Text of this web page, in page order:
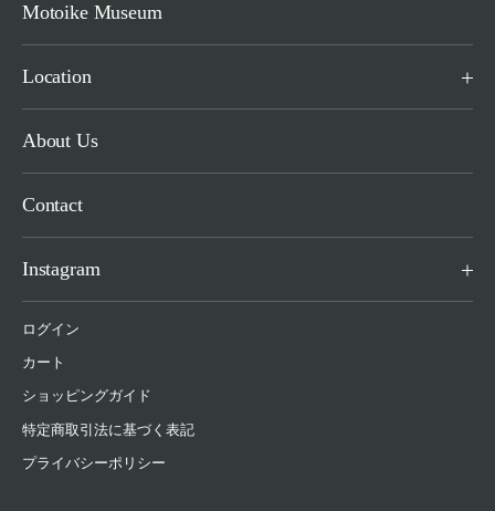
Motoike Museum
Location
About Us
Contact
Instagram
ログイン
カート
ショッピングガイド
特定商取引法に基づく表記
プライバシーポリシー